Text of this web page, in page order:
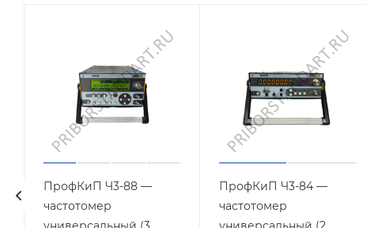
ПрофКиП Ч3-88 —
частотомер
ПрофКиП Ч3-84 —
частотомер